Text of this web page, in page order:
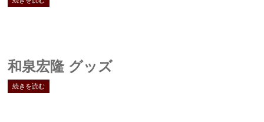
和泉宏隆 グッズ
続きを読む